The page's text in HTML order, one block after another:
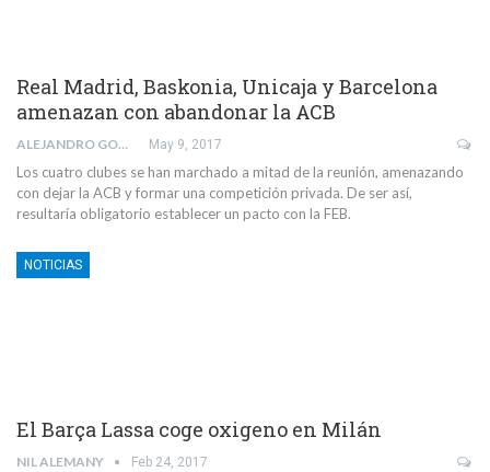
Real Madrid, Baskonia, Unicaja y Barcelona
amenazan con abandonar la ACB
ALEJANDRO GONZÁLEZ LAMEIRO May 9, 2017
Los cuatro clubes se han marchado a mitad de la reunión, amenazando
con dejar la ACB y formar una competición privada. De ser así,
resultaría obligatorio establecer un pacto con la FEB.
NOTICIAS
El Barça Lassa coge oxigeno en Milán
NIL ALEMANY Feb 24, 2017